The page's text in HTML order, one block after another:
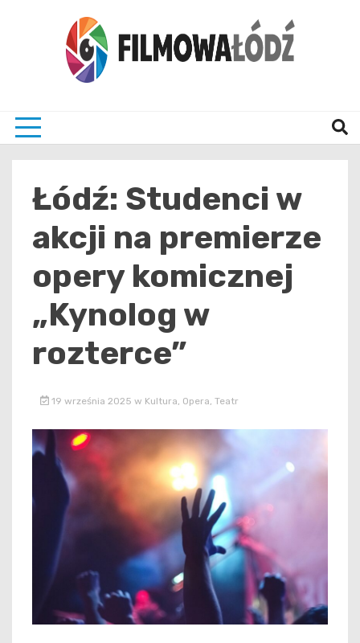
Łódź: Studenci w
akcji na premierze
opery komicznej
„Kynolog w
rozterce”
19 września 2025 w Kultura Opera Teatr